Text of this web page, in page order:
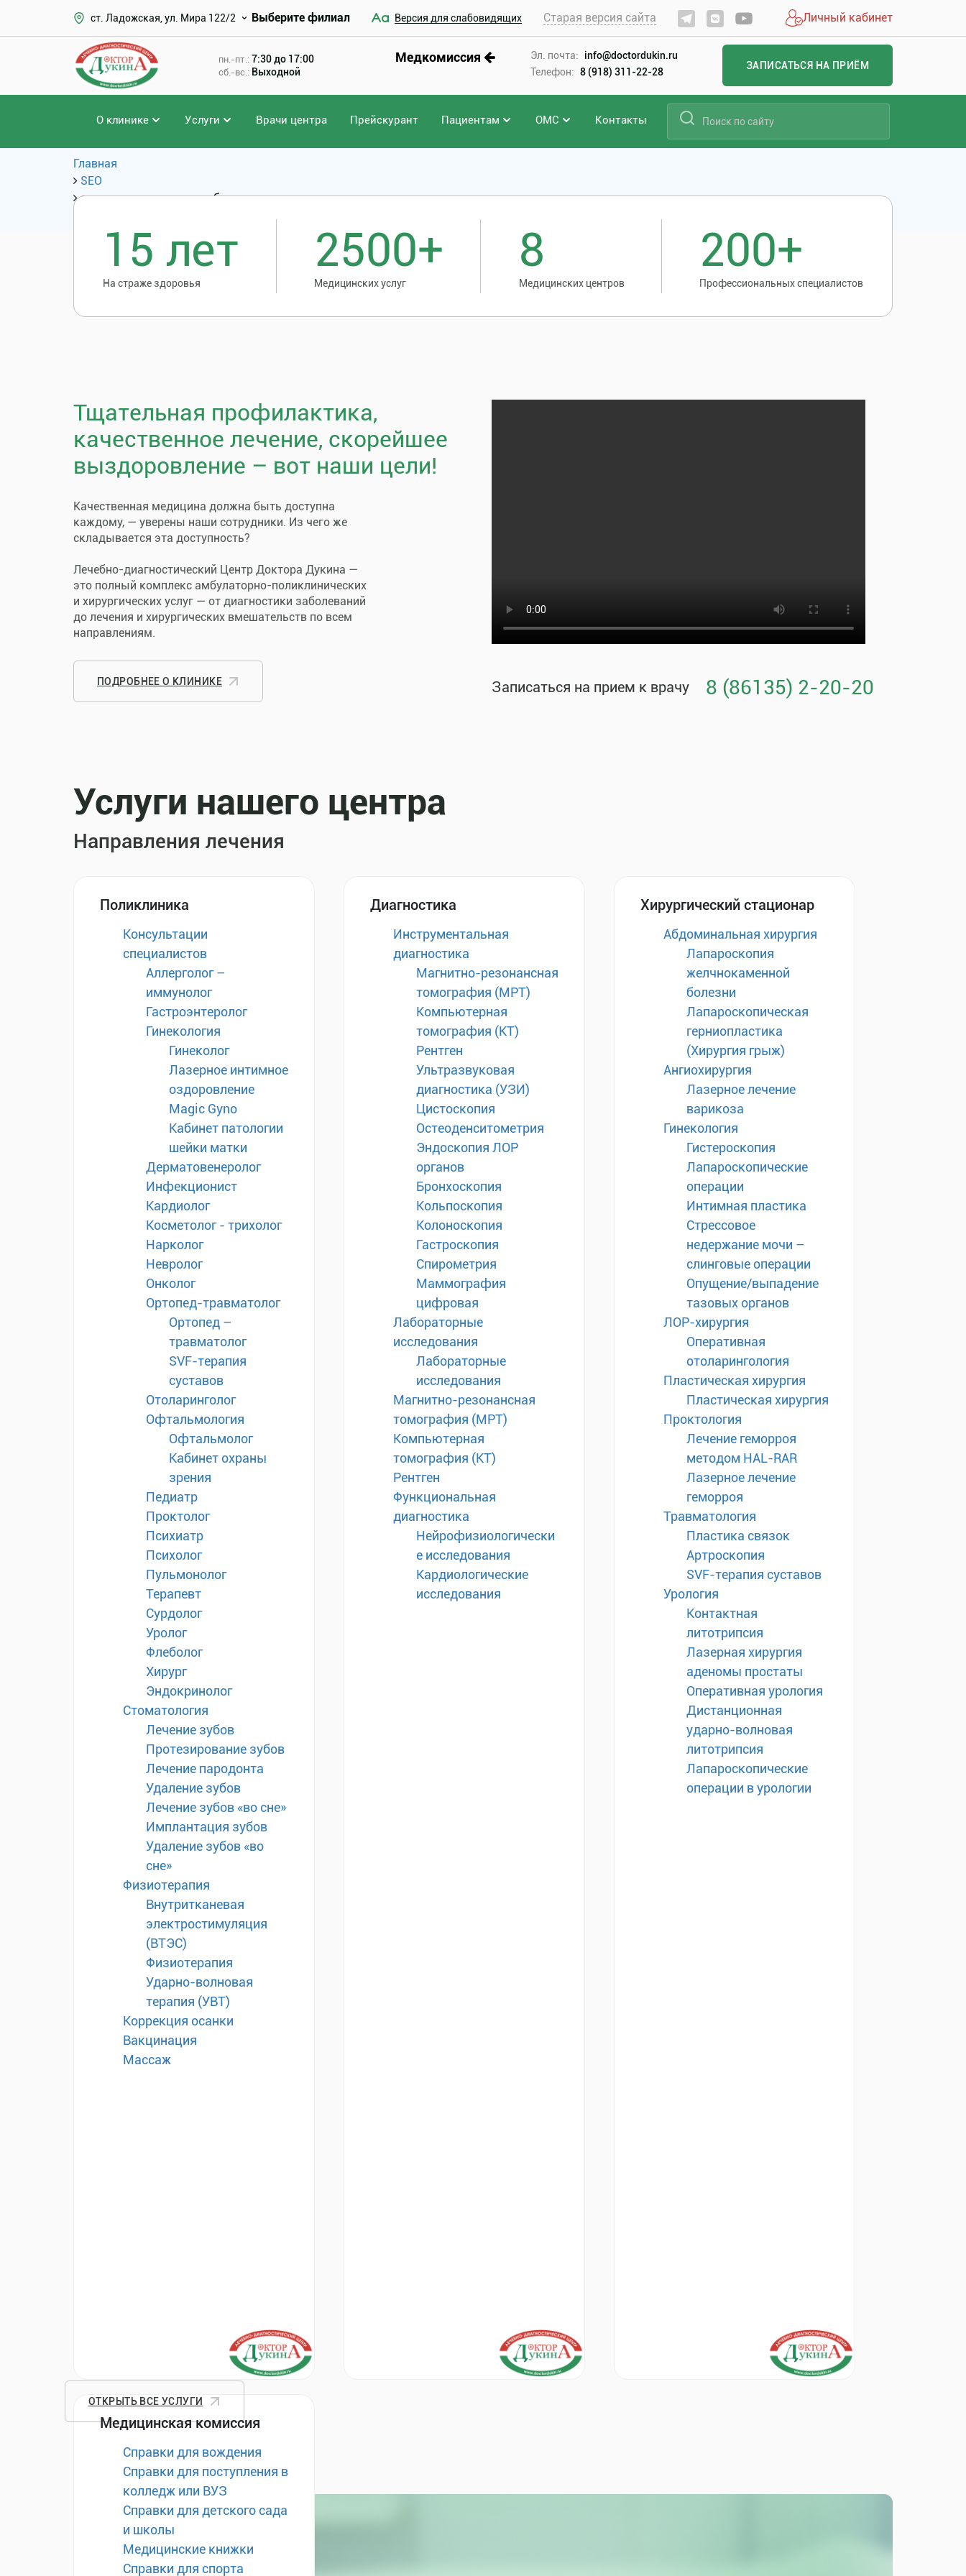
ст. Ладожская, ул. Мира 122/2 Выберите филиал Версия для слабовидящих Старая версия сайта Личный кабинет
пн.-пт.: 7:30 до 17:00
сб.-вс.: Выходной
Медкомиссия Эл. почта:
info@doctordukin.ru
Телефон: 8 (918) 311-22-28
ЗАПИСАТЬСЯ НА ПРИЁМ
О клинике Услуги Врачи центра Прейскурант Пациентам ОМС Контакты
Главная
SEO
сколько стоит лечить зубы под наркозом
15 лет
На страже здоровья
2500+
Медицинских услуг
8
Медицинских центров
200+
Профессиональных специалистов
Тщательная профилактика,
качественное лечение, скорейшее
выздоровление – вот наши цели!
Качественная медицина должна быть доступна
каждому, — уверены наши сотрудники. Из чего же
складывается эта доступность?
Лечебно-диагностический Центр Доктора Дукина —
это полный комплекс амбулаторно-поликлинических
и хирургических услуг — от диагностики заболеваний
до лечения и хирургических вмешательств по всем
направлениям.
ПОДРОБНЕЕ О КЛИНИКЕ Записаться на прием к врачу 8 (86135) 2-20-20
Услуги нашего центра
Направления лечения
Поликлиника
Консультации
специалистов
Аллерголог –
иммунолог
Гастроэнтеролог
Гинекология
Гинеколог
Лазерное интимное
оздоровление
Magic Gyno
Кабинет патологии
шейки матки
Дерматовенеролог
Инфекционист
Кардиолог
Косметолог - трихолог
Нарколог
Невролог
Онколог
Ортопед-травматолог
Ортопед –
травматолог
SVF-терапия
суставов
Отоларинголог
Офтальмология
Офтальмолог
Кабинет охраны
зрения
Педиатр
Проктолог
Психиатр
Психолог
Пульмонолог
Терапевт
Сурдолог
Уролог
Флеболог
Хирург
Эндокринолог
Стоматология
Лечение зубов
Протезирование зубов
Лечение пародонта
Удаление зубов
Лечение зубов «во сне»
Имплантация зубов
Удаление зубов «во
сне»
Физиотерапия
Внутритканевая
электростимуляция
(ВТЭС)
Физиотерапия
Ударно-волновая
терапия (УВТ)
Коррекция осанки
Вакцинация
Массаж
Диагностика
Инструментальная
диагностика
Магнитно-резонансная
томография (МРТ)
Компьютерная
томография (КТ)
Рентген
Ультразвуковая
диагностика (УЗИ)
Цистоскопия
Остеоденситометрия
Эндоскопия ЛОР
органов
Бронхоскопия
Кольпоскопия
Колоноскопия
Гастроскопия
Спирометрия
Маммография
цифровая
Лабораторные
исследования
Лабораторные
исследования
Магнитно-резонансная
томография (МРТ)
Компьютерная
томография (КТ)
Рентген
Функциональная
диагностика
Нейрофизиологически
е исследования
Кардиологические
исследования
Хирургический стационар
Абдоминальная хирургия
Лапароскопия
желчнокаменной
болезни
Лапароскопическая
герниопластика
(Хирургия грыж)
Ангиохирургия
Лазерное лечение
варикоза
Гинекология
Гистероскопия
Лапароскопические
операции
Интимная пластика
Стрессовое
недержание мочи –
слинговые операции
Опущение/выпадение
тазовых органов
ЛОР-хирургия
Оперативная
отоларингология
Пластическая хирургия
Пластическая хирургия
Проктология
Лечение геморроя
методом HAL-RAR
Лазерное лечение
геморроя
Травматология
Пластика связок
Артроскопия
SVF-терапия суставов
Урология
Контактная
литотрипсия
Лазерная хирургия
аденомы простаты
Оперативная урология
Дистанционная
ударно-волновая
литотрипсия
Лапароскопические
операции в урологии
Медицинская комиссия
Справки для вождения
Справки для поступления в
колледж или ВУЗ
Справки для детского сада
и школы
Медицинские книжки
Справки для спорта
ОТКРЫТЬ ВСЕ УСЛУГИ